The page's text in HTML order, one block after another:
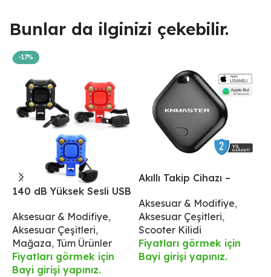
Bunlar da ilginizi çekebilir.
-17%
140 dB Yüksek Sesli USB
Işıklı Ön Aydınlatma –
IPX6 Su Geçirmez
Aksesuar & Modifiye,
Aksesuar Çeşitleri,
Mağaza, Tüm Ürünler
Fiyatları görmek için
Bayi girişi yapınız.
Akıllı Takip Cihazı –
Aksesuar & Modifiye,
Aksesuar Çeşitleri,
Scooter Kilidi
Fiyatları görmek için
Bayi girişi yapınız.